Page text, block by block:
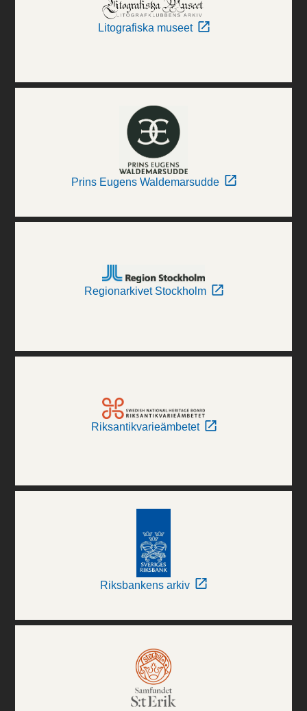
Litografiska museet
Prins Eugens Waldemarsudde
Regionarkivet Stockholm
Riksantikvarieämbetet
Riksbankens arkiv